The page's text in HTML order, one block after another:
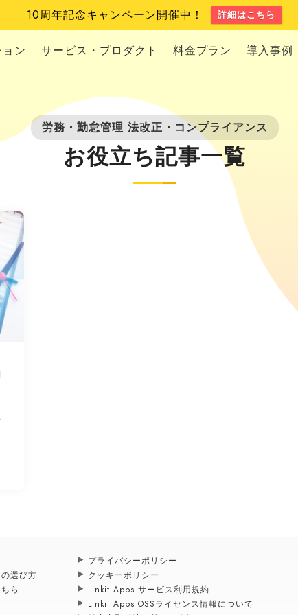
10周年記念キャンペーン開催中！ 詳細はこちら
ン サービス・プロダクト 料金プラン 導入事例
労務・勤怠管理 法改正・コンプライアンス
お役立ち記事一覧
選び方
ら
プライバシーポリシー
クッキーポリシー
Linkit Apps サービス利用規約
Linkit Apps OSSライセンス情報について